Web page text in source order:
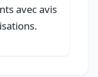
avec avis